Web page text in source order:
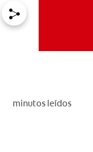
minutos leídos